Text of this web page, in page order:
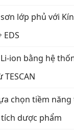
lớp phủ với
ion bằng hệ
TESCAN
chọn tiềm
dược phẩm